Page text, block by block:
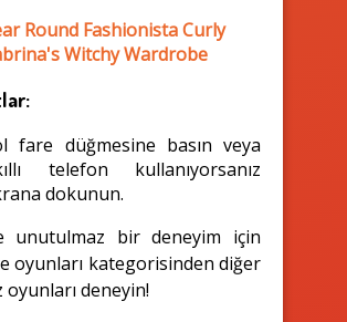
Round Fashionista Curly
Witchy Wardrobe
fare düğmesine basın veya
telefon kullanıyorsanız
dokunun.
unutulmaz bir deneyim için
oyunları kategorisinden diğer
oyunları deneyin!